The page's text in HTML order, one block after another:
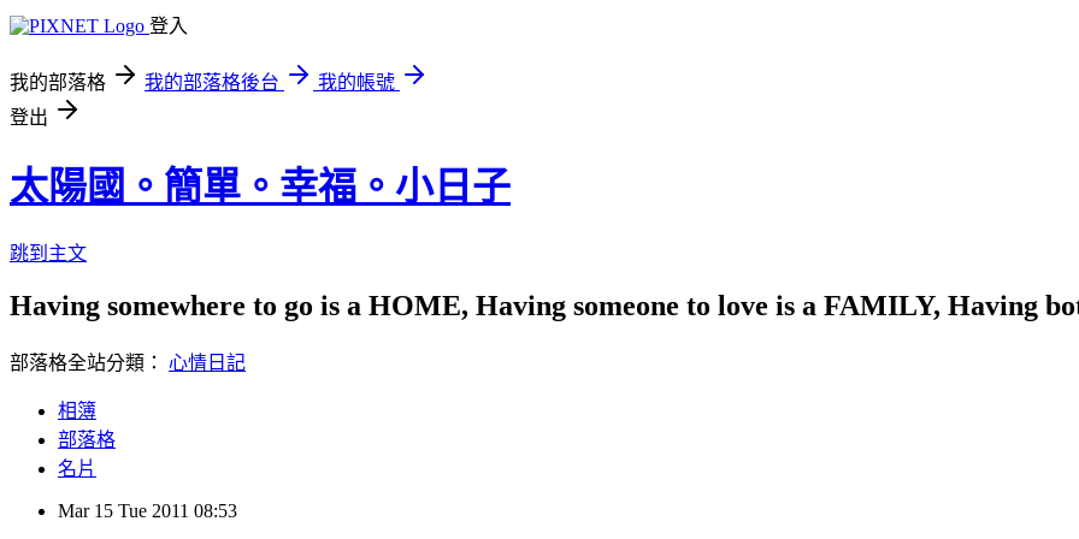
登入
我的部落格 我的部落格後台
我的帳號
登出
太陽國。簡單。幸福。小日子
跳到主文
Having somewhere to go is a HOME, Having someone to love is a FAMILY, Having
部落格全站分類： 心情日記
相簿
部落格
名片
Mar 15 Tue 2011 08:53